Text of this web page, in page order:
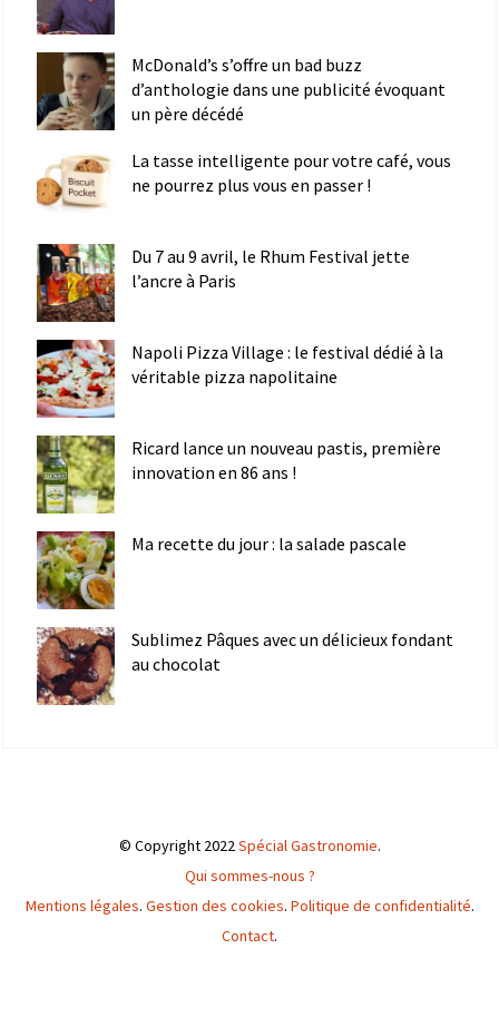
McDonald’s s’offre un bad buzz
d’anthologie dans une publicité évoquant
un père décédé
La tasse intelligente pour votre café, vous
ne pourrez plus vous en passer !
Du 7 au 9 avril, le Rhum Festival jette
l’ancre à Paris
Napoli Pizza Village : le festival dédié à la
véritable pizza napolitaine
Ricard lance un nouveau pastis, première
innovation en 86 ans !
Ma recette du jour : la salade pascale
Sublimez Pâques avec un délicieux fondant
au chocolat
© Copyright 2022Spécial Gastronomie.
Qui sommes-nous ?
Mentions légales. Gestion des cookies. Politique de confidentialité.
Contact.